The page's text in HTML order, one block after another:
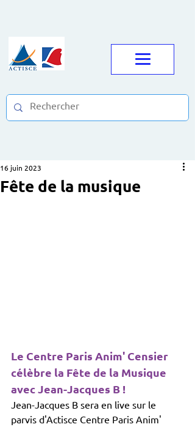
Fête de la musique
16 juin 2023
Le Centre Paris Anim' Censier
célèbre la Fête de la Musique
avec Jean-Jacques B !
Jean-Jacques B sera en live sur le
parvis d'Actisce Centre Paris Anim'